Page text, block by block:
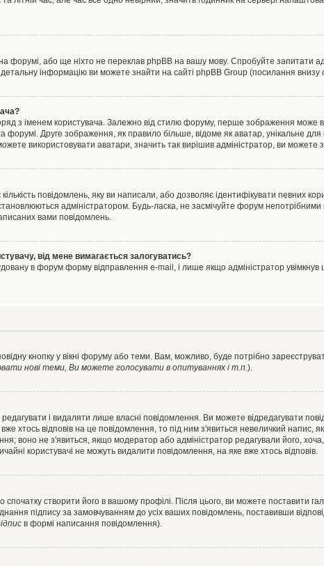
форумі, або ще ніхто не переклав phpBB на вашу мову. Спробуйте запитати
інформацію ви можете знайти на сайті phpBB Group (посилання внизу
з іменем користувача. Залежно від стилю форуму, перше зображення може
форумі. Друге зображення, як правило більше, відоме як аватар, унікальне
використовувати аватари, значить так вирішив адміністратор, ви можете
повідомлень, яку ви написали, або дозволяє ідентифікувати певних
адміністратором. Будь-ласка, не засмічуйте форум
вами повідомлень.
від мене вимагається залогуватись?
в форум форму відправлення e-mail, і лише якщо адміністратор
кнопку у вікні форуму або теми. Вам, можливо, буде потрібно
нові теми, Ви можете голосувати в опитуваннях і т.п.).
і видаляти лише власні повідомлення. Ви можете відредагувати
відповів на це повідомлення, то під ним з'явиться невеличкий напис,
воно не з'явиться, якщо модератор або адміністратор редагували його,
користувачі не можуть видалити повідомлення, на яке вже хтось відповів.
створити його в вашому профілі. Після цього, ви можете поставити
підпису за замовчуванням до усіх ваших повідомлень, поставивши
в формі написання повідомлення).